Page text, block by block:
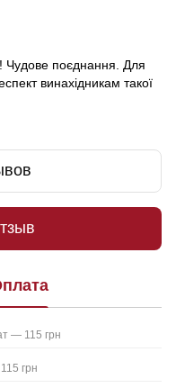
Чудове поєднання. Для
винахідникам такої
— 115 грн
грн